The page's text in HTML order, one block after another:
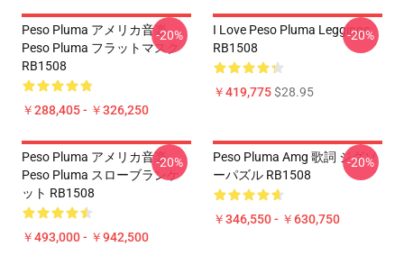
Peso Pluma アメリカ音楽
Peso Pluma フラットマスク
RB1508
￥288,405 - ￥326,250
-20%
I Love Peso Pluma Leggings
RB1508
￥419,775$28.95
-20%
Peso Pluma アメリカ音楽
Peso Pluma スローブランケ
ット RB1508
￥493,000 - ￥942,500
-20%
Peso Pluma Amg 歌詞 ジグソ
ーパズル RB1508
￥346,550 - ￥630,750
-20%